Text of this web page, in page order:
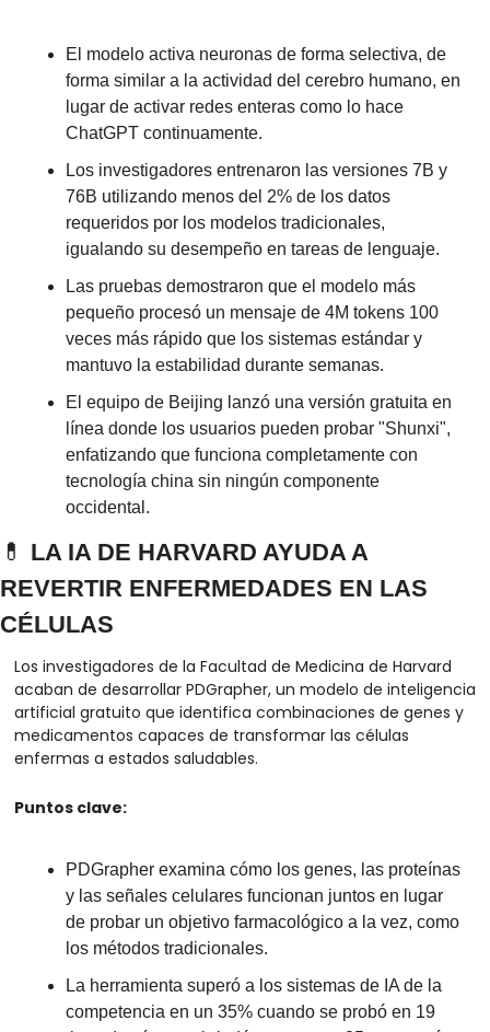
El modelo activa neuronas de forma selectiva, de
forma similar a la actividad del cerebro humano, en
lugar de activar redes enteras como lo hace
ChatGPT continuamente.
Los investigadores entrenaron las versiones 7B y
76B utilizando menos del 2% de los datos
requeridos por los modelos tradicionales,
igualando su desempeño en tareas de lenguaje.
Las pruebas demostraron que el modelo más
pequeño procesó un mensaje de 4M tokens 100
veces más rápido que los sistemas estándar y
mantuvo la estabilidad durante semanas.
El equipo de Beijing lanzó una versión gratuita en
línea donde los usuarios pueden probar "Shunxi",
enfatizando que funciona completamente con
tecnología china sin ningún componente
occidental.
💊 LA IA DE HARVARD AYUDA A
REVERTIR ENFERMEDADES EN LAS
CÉLULAS
Los investigadores de la Facultad de Medicina de Harvard
acaban de desarrollar PDGrapher, un modelo de inteligencia
artificial gratuito que identifica combinaciones de genes y
medicamentos capaces de transformar las células
enfermas a estados saludables.
Puntos clave:
PDGrapher examina cómo los genes, las proteínas
y las señales celulares funcionan juntos en lugar
de probar un objetivo farmacológico a la vez, como
los métodos tradicionales.
La herramienta superó a los sistemas de IA de la
competencia en un 35% cuando se probó en 19